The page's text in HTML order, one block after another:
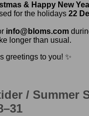
& Happy New
for the holidays 22
info@bloms.com
longer than usual.
greetings to you! ✨
/ Summer